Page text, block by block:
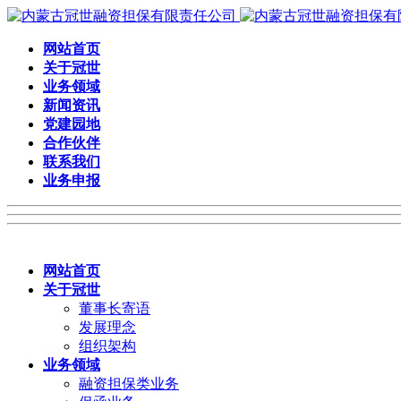
网站首页
关于冠世
业务领域
新闻资讯
党建园地
合作伙伴
联系我们
业务申报
网站首页
关于冠世
董事长寄语
发展理念
组织架构
业务领域
融资担保类业务